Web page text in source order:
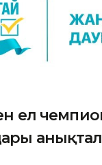
ел